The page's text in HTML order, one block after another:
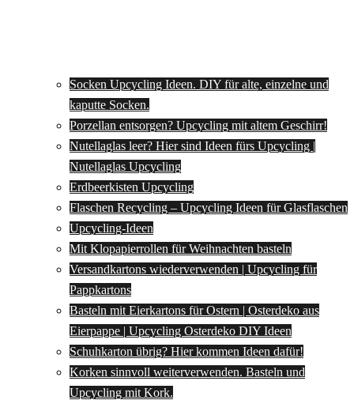
Socken Upcycling Ideen. DIY für alte, einzelne und
kaputte Socken.
Porzellan entsorgen? Upcycling mit altem Geschirr!
Nutellaglas leer? Hier sind Ideen fürs Upcycling |
Nutellaglas Upcycling
Erdbeerkisten Upcycling
Flaschen Recycling – Upcycling Ideen für Glasflaschen
Upcycling-Ideen
Mit Klopapierrollen für Weihnachten basteln
Versandkartons wiederverwenden | Upcycling für
Pappkartons
Basteln mit Eierkartons für Ostern | Osterdeko aus
Eierpappe | Upcycling Osterdeko DIY Ideen
Schuhkarton übrig? Hier kommen Ideen dafür!
Korken sinnvoll weiterverwenden. Basteln und
Upcycling mit Kork.